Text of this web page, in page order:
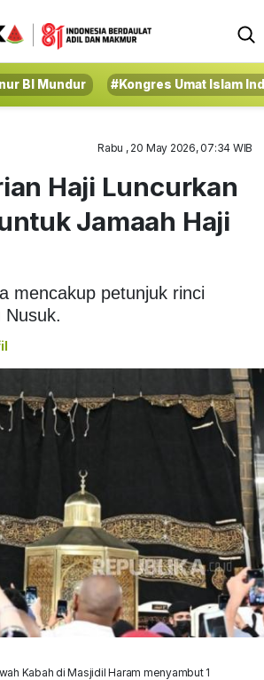
BI Mundur #Kongres Umat Islam
Rabu , 20 May 2026, 07:34 WIB
Haji Luncurkan
Jamaah Haji
mencakup petunjuk rinci
Nusuk.
Kabah di Masjidil Haram menyambut 1